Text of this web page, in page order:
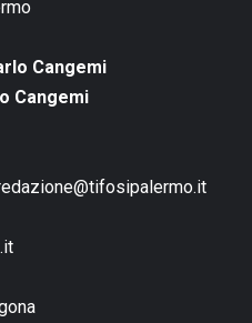
Cangemi
Cangemi